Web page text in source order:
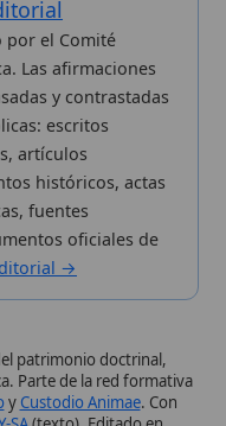
visitados
entradas
recientes
Prensa
tu web